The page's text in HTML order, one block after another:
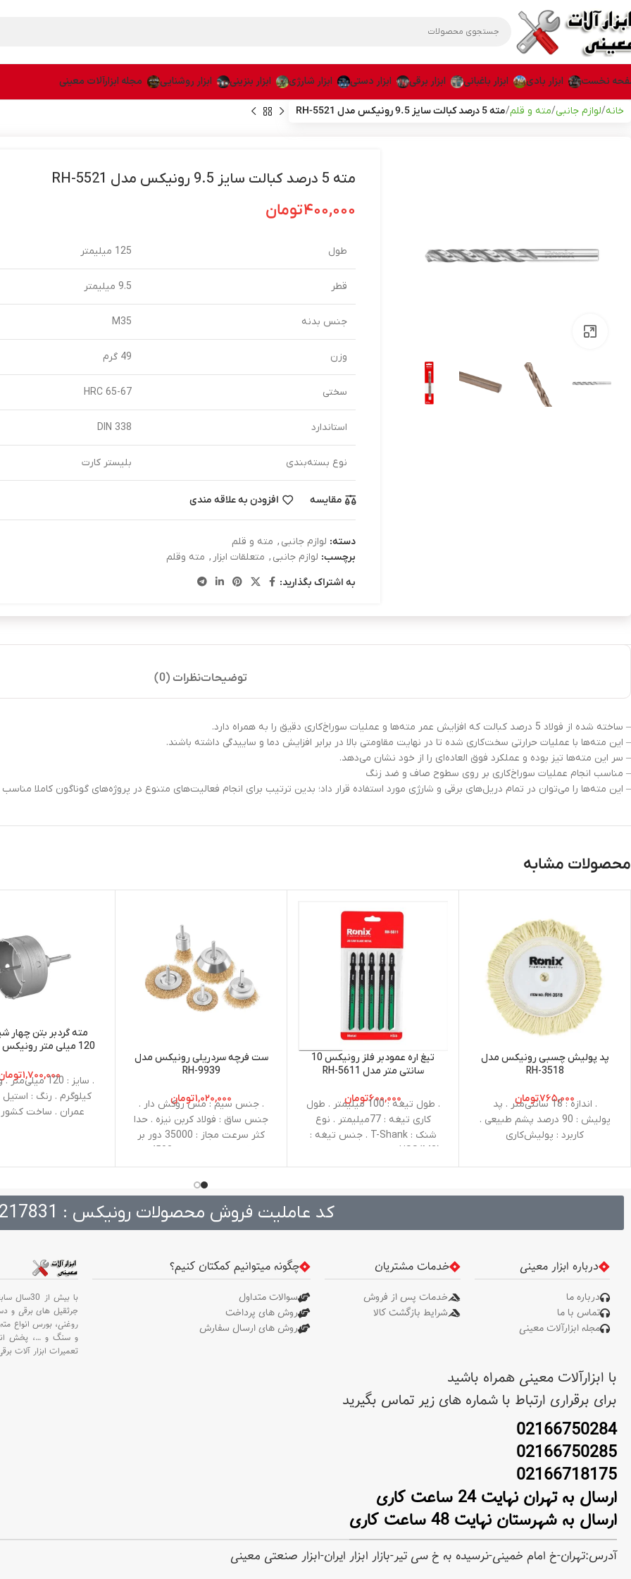
نخست ابزار بادی ابزار باغبانی ابزار برقی ابزار دستی ابزار شارژی ابزار بنزینی ابزار روشنایی مجله ابزارآلات معینی
خانه لوازم جانبی مته و قلم مته 5 درصد کبالت سایز 9.5 رونیکس مدل RH-5521
مته 5 درصد کبالت سایز 9.5 رونیکس مدل RH-5521
۴۰۰,۰۰۰تومان
طول 125 میلیمتر
قطر 9.5 میلیمتر
جنس بدنه M35
وزن 49 گرم
سختی 65-67 HRC
استاندارد DIN 338
نوع بسته‌بندی بلیستر کارت
مقایسه افزودن به علاقه مندی
دسته: لوازم جانبی , مته و قلم
برچسب: لوازم جانبی , متعلقات ابزار , مته وقلم
به اشتراک بگذارید:
توضیحاتنظرات (0)
– ساخته شده از فولاد 5 درصد کبالت که افزایش عمر مته‌ها و عملیات سوراخ‌کاری دقیق را به همراه دارد.
– این مته‌ها با عملیات حرارتی سخت‌کاری شده تا در نهایت مقاومتی بالا در برابر افزایش دما و ساییدگی داشته باشند.
– سر این مته‌ها تیز بوده و عملکرد فوق العاده‌ای را از خود نشان می‌دهد.
– مناسب انجام عملیات سوراخ‌کاری بر روی سطوح صاف و ضد زنگ
– این مته‌ها را می‌توان در تمام دریل‌های برقی و شارژی مورد استفاده قرار داد؛ بدین ترتیب برای انجام فعالیت‌های متنوع در پروژه‌های گوناگون کاملا
محصولات مشابه
پد پولیش چسبی رونیکس مدل
RH-3518
۷۶۵,۰۰۰تومان
. اندازه : 18 سانتی‌متر . پد
پولیش : 90 درصد پشم طبیعی .
کاربرد : پولیش‌کاری
تیغ اره عمودبر فلز رونیکس 10
سانتی متر مدل RH-5611
۶۰۰,۰۰۰تومان
. طول تیغه : 100 میلیمتر . طول
کاری تیغه : 77میلیمتر . نوع
شنک : T-Shank . جنس تیغه :
اینچ : 17-23TPI . ظرفیت برش :
صفحات فلزی
ست فرچه سردریلی رونیکس مدل
RH-9939
۱,۰۲۰,۰۰۰تومان
. جنس سیم : مس روکش دار .
جنس ساق : فولاد کربن نیزه . حدا
کثر سرعت مجاز : 35000 دور بر
تعداد محصول : 5 عدد . قطر ساق
: 35/6 میلیمتر . قطر خورشیدی :
50/75میلیمتر ، . کاسه ای :
50/75میلیمتر ، . استوانهایی :
25میلیمتر . قطر سیم : 3/0
افشان . حدا کثر سرعت :
4500دور بر دقیقه . شکل بدنه
خورشیدی/ کاسهایی/ استوانهایی .
بندی : بلیستر . جنس بسته
بندی : PVC
مته گردبر بتن چهار
۱,۷۰۰,۰۰۰
کیلوگرم . رنگ : استیل .
عمران . ساخت
کد عاملیت فروش محصولات رونیکس : 217831
درباره ابزار معینی
درباره ما
تماس با ما
مجله ابزارآلات معینی
خدمات مشتریان
خدمات پس از فروش
شرایط بازگشت کالا
چگونه میتوانیم کمکتان کنیم؟
سوالات متداول
روش های پرداخت
روش های ارسال سفارش
با بیش از 30سال سابقه،
جرثقیل های برقی و
روغنی، بورس انواع
و سنگ و…، پخش
تعمیرات ابزار آلات
با ابزارآلات معینی همراه باشید
برای برقراری ارتباط با شماره های زیر تماس بگیرید
02166750284
02166750285
02166718175
ارسال به تهران نهایت 24 ساعت کاری
ارسال به شهرستان نهایت 48 ساعت کاری
آدرس:تهران-خ امام خمینی-نرسیده به خ سی تیر-بازار ابزار ایران-ابزار صنعتی معینی